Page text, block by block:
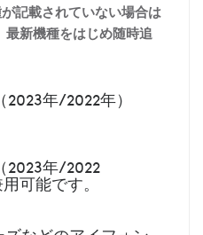
記載されていない場合は
新機種をはじめ随時追
年/2022年）
2023年/2022
可能です。